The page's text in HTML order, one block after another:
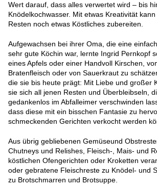
Wert darauf, dass alles verwertet wird – bis
Knödelkochwasser. Mit etwas Kreativität
Resten noch etwas Köstliches zubereiten.
Aufgewachsen bei ihrer Oma, die eine
sehr gute Köchin war, lernte Ingrid Pernkopf
eines Apfels oder einer Handvoll Kirschen,
Bratenfleisch oder von Sauerkraut zu
die sie bis heute prägt: Mit Liebe und großer
sie sich all jenen Resten und Überbleibseln,
gedankenlos im Abfalleimer verschwinden
dass diese mit ein bisschen Fantasie zu
schmeckenden Gerichten verkocht werden
Aus übrig gebliebenen Gemüseund
Chutneys und Relishes, Fleisch-, Mais- und
köstlichen Ofengerichten oder Kroketten
oder gebratene Fleischreste zu Knödel- und
zu Brotschmarren und Brotsuppe.